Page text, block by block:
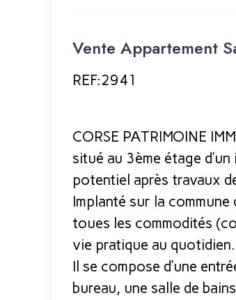
Vente Appartement
REF:2941
CORSE PATRIMOINE
situé au 3ème étage
potentiel après travaux
Implanté sur la
toues les commodités
vie pratique au quotidien.
Il se compose d’une
bureau, une salle de